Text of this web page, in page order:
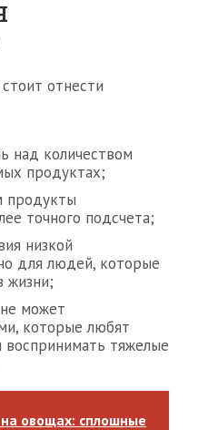
отнести
над количеством
продуктах;
продукты
точного подсчета;
низкой
для людей, которые
жизни;
может
которые любят
тяжелые
овощах: сплошные